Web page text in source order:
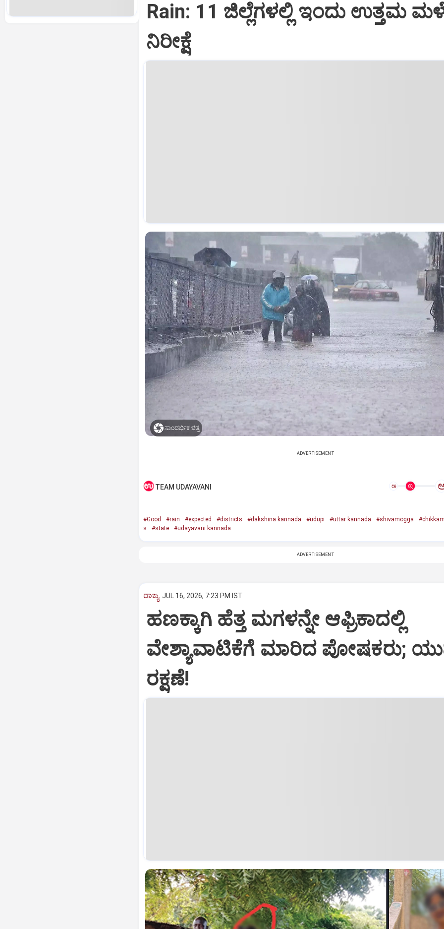
Rain: 11 ಜಿಲ್ಲೆಗಳಲ್ಲಿ ಇಂದು ಉತ್ತಮ
ನಿರೀಕ್ಷೆ
ಸಾಂದರ್ಭಿಕ ಚಿತ್ರ
ADVERTISEMENT
TEAM UDAYAVANI ಅ
#Good #rain #expected #districts #dakshina kannada #udupi #uttar kannada #shivamogga
s
#state #udayavani kannada
ADVERTISEMENT
ರಾಜ್ಯ JUL 16, 2026, 7:23 PM IST
ಹಣಕ್ಕಾಗಿ ಹೆತ್ತ ಮಗಳನ್ನೇ ಆಫ್ರಿಕಾದಲ್ಲಿ
ವೇಶ್ಯಾವಾಟಿಕೆಗೆ ಮಾರಿದ ಪೋಷಕರು;
ರಕ್ಷಣೆ!